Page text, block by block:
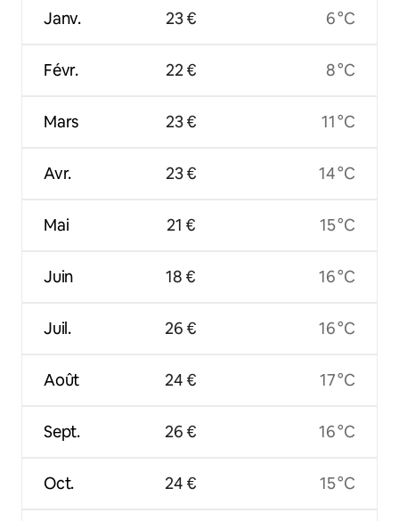
Janv.
Févr.
Mars
Avr.
Mai
Juin
Juil.
Août
Sept.
Oct.
23 €
22 €
23 €
23 €
21 €
18 €
26 €
24 €
26 €
24 €
6 °C
8 °C
11 °C
14 °C
15 °C
16 °C
16 °C
17 °C
16 °C
15 °C